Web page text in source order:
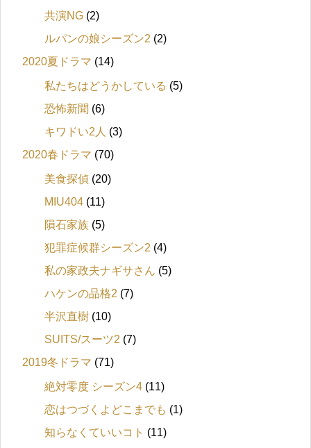
共演NG (2)
ルパンの娘シーズン2 (2)
2020夏ドラマ (14)
私たちはどうかしている (5)
恐怖新聞 (6)
キワドい2人 (3)
2020春ドラマ (70)
美食探偵 (20)
MIU404 (11)
隕石家族 (5)
犯罪症候群シーズン2 (4)
私の家政夫ナギサさん (5)
ハケンの品格2 (7)
半沢直樹 (10)
SUITS/スーツ2 (7)
2019冬ドラマ (71)
絶対零度 シーズン4 (11)
恋はつづくよどこまでも (1)
知らなくていいコト (11)